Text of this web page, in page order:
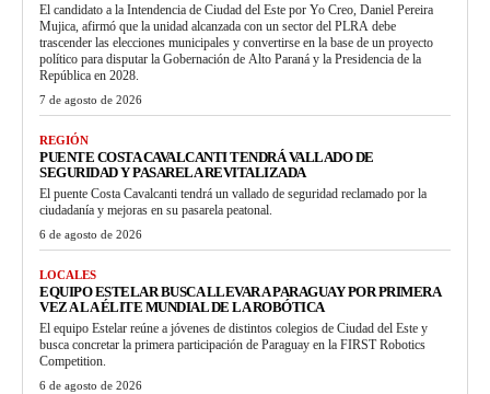
El candidato a la Intendencia de Ciudad del Este por Yo Creo, Daniel Pereira
Mujica, afirmó que la unidad alcanzada con un sector del PLRA debe
trascender las elecciones municipales y convertirse en la base de un proyecto
político para disputar la Gobernación de Alto Paraná y la Presidencia de la
República en 2028.
7 de agosto de 2026
REGIÓN
PUENTE COSTA CAVALCANTI TENDRÁ VALLADO DE
SEGURIDAD Y PASARELA REVITALIZADA
El puente Costa Cavalcanti tendrá un vallado de seguridad reclamado por la
ciudadanía y mejoras en su pasarela peatonal.
6 de agosto de 2026
LOCALES
EQUIPO ESTELAR BUSCA LLEVAR A PARAGUAY POR PRIMERA
VEZ A LA ÉLITE MUNDIAL DE LA ROBÓTICA
El equipo Estelar reúne a jóvenes de distintos colegios de Ciudad del Este y
busca concretar la primera participación de Paraguay en la FIRST Robotics
Competition.
6 de agosto de 2026